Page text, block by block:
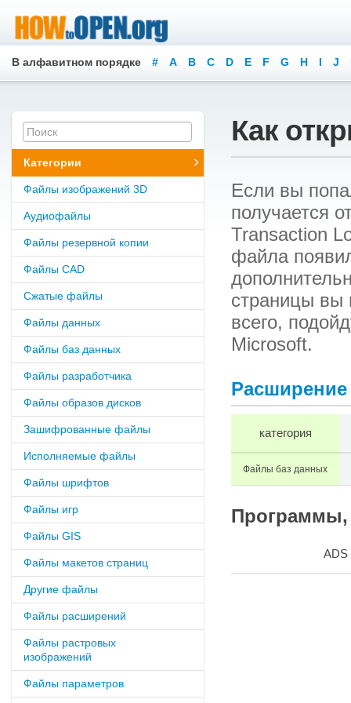
В алфавитном порядке # A B C D E F G H I J
Категории
Файлы изображений 3D
Аудиофайлы
Файлы резервной копии
Файлы CAD
Сжатые файлы
Файлы данных
Файлы баз данных
Файлы разработчика
Файлы образов дисков
Зашифрованные файлы
Исполняемые файлы
Файлы шрифтов
Файлы игр
Файлы GIS
Файлы макетов страниц
Другие файлы
Файлы расширений
Файлы растровых
изображений
Файлы параметров
Как
Если вы
получается
Transaction
файла
страницы вы
всего,
Microsoft.
категория
Файлы баз данных
Программы,
ADS